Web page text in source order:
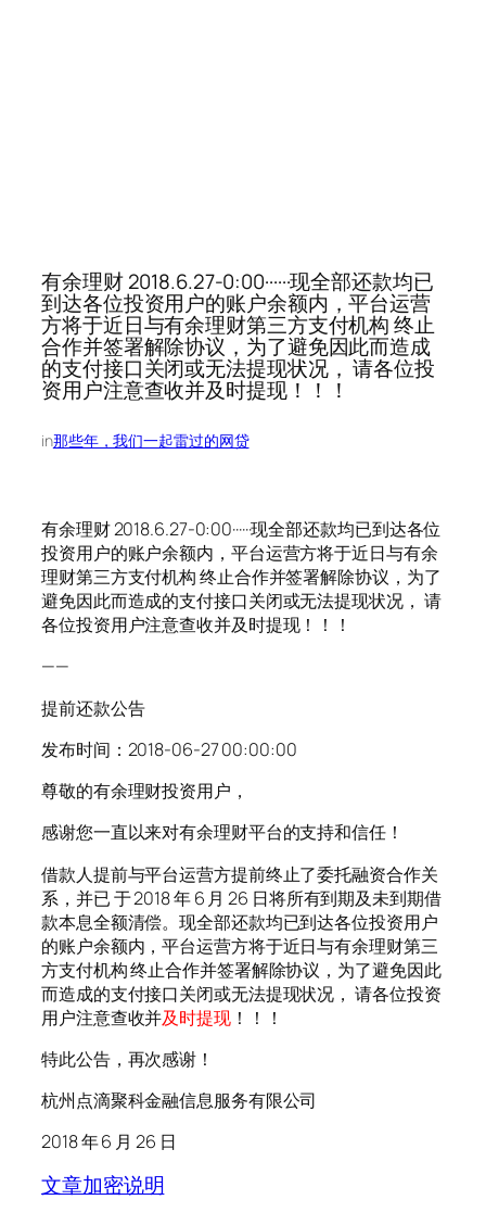
有余理财 2018.6.27-0:00······现全部还款均已
到达各位投资用户的账户余额内，平台运营
方将于近日与有余理财第三方支付机构 终止
合作并签署解除协议，为了避免因此而造成
的支付接口关闭或无法提现状况， 请各位投
资用户注意查收并及时提现！！！
in那些年，我们一起雷过的网贷
有余理财 2018.6.27-0:00······现全部还款均已到达各位
投资用户的账户余额内，平台运营方将于近日与有余
理财第三方支付机构 终止合作并签署解除协议，为了
避免因此而造成的支付接口关闭或无法提现状况， 请
各位投资用户注意查收并及时提现！！！
——
提前还款公告
发布时间：2018-06-27 00:00:00
尊敬的有余理财投资用户，
感谢您一直以来对有余理财平台的支持和信任！
借款人提前与平台运营方提前终止了委托融资合作关
系，并已 于 2018 年 6 月 26 日将所有到期及未到期借
款本息全额清偿。现全部还款均已到达各位投资用户
的账户余额内，平台运营方将于近日与有余理财第三
方支付机构 终止合作并签署解除协议，为了避免因此
而造成的支付接口关闭或无法提现状况， 请各位投资
用户注意查收并及时提现！！！
特此公告，再次感谢！
杭州点滴聚科金融信息服务有限公司
2018 年 6 月 26 日
文章加密说明